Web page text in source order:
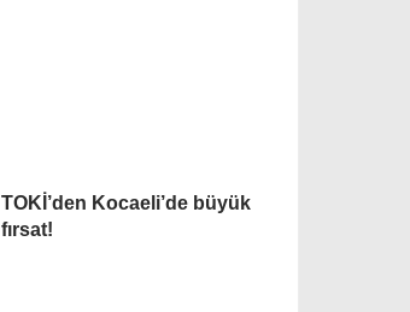
TOKİ’den Kocaeli’de büyük
fırsat!